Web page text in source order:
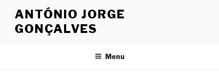
ANTÓNIO JORGE
GONÇALVES
Menu